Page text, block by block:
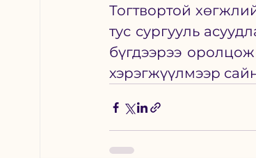
Тогтвортой
тус сургууль
бүгдээрээ
хэрэгжүүлмээр